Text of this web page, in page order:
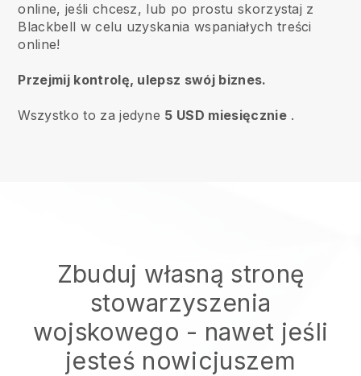
online, jeśli chcesz, lub po prostu skorzystaj z
Blackbell w celu uzyskania wspaniałych treści
online!
Przejmij kontrolę, ulepsz swój biznes.
Wszystko to za jedyne 5 USD miesięcznie.
Zbuduj własną stronę
stowarzyszenia
wojskowego - nawet jeśli
jesteś nowicjuszem